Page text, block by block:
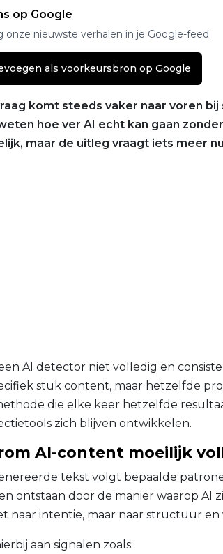
op Google
onze nieuwste verhalen in je Google-feed
als voorkeursbron op Google
komt steeds vaker naar voren
hoe ver AI echt kan gaan
maar de uitleg vraagt iets meer
AI detector niet volledig en
stuk content, maar hetzelfde
die elke keer hetzelfde
zich blijven ontwikkelen.
AI-content moeilijk
tekst volgt bepaalde
ontstaan door de manier waarop AI
naar intentie, maar naar structuur en
aan signalen zoals: